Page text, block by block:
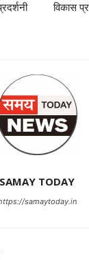
विकास
SAMAY TODAY
samaytoday.in